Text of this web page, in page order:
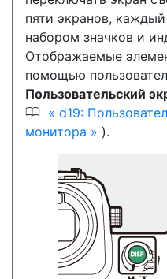
пяти экранов,
набором значков и
Отображаемые
помощью
Пользовательский
0
d19:
монитора
).